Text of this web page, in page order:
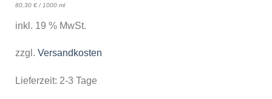
80,30 €/ 1000 ml
inkl. 19 % MwSt.
zzgl. Versandkosten
Lieferzeit: 2-3 Tage